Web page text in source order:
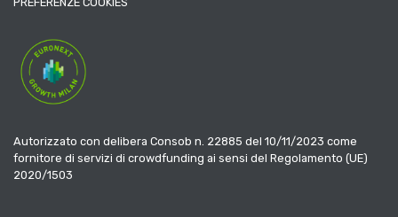
Autorizzato con delibera Consob n. 22885 del 10/11/2023 come
fornitore di servizi di crowdfunding ai sensi del Regolamento (UE)
2020/1503